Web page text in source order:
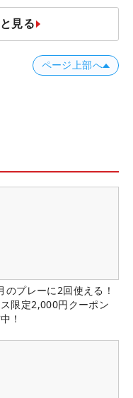
見る
ページ上部へ
のプレーに2回使える！
限定2,000円クーポン
！